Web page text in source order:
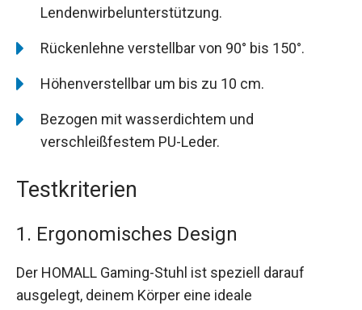
Lendenwirbelunterstützung.
Rückenlehne verstellbar von 90° bis 150°.
Höhenverstellbar um bis zu 10 cm.
Bezogen mit wasserdichtem und
verschleißfestem PU-Leder.
Testkriterien
1. Ergonomisches Design
Der HOMALL Gaming-Stuhl ist speziell darauf
ausgelegt, deinem Körper eine ideale